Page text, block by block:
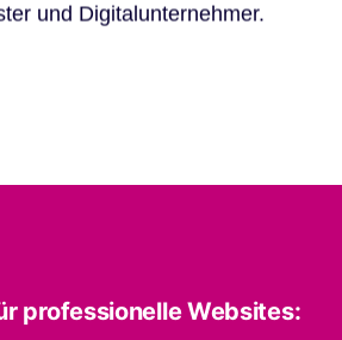
und Digitalunternehmer.
professionelle Websites: